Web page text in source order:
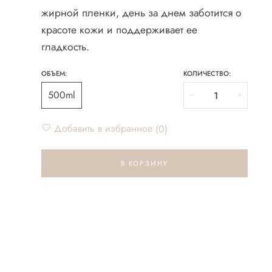
жирной пленки, день за днем заботится о
красоте кожи и поддерживает ее
гладкость.
ОБЪЕМ:
500ml
КОЛИЧЕСТВО:
Добавить в избранное 0
В КОРЗИНУ